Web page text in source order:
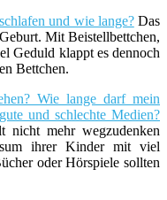
und wie lange?Das
Mit Beistellbettchen,
Geduld klappt es dennoch
Bettchen.
Wie lange darf mein
und schlechte Medien?
nicht mehr wegzudenken
ihrer Kinder mit viel
oder Hörspiele sollten